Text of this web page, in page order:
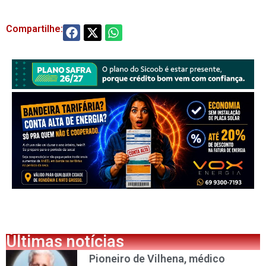
Compartilhe:
Últimas notícias
Pioneiro de Vilhena, médico